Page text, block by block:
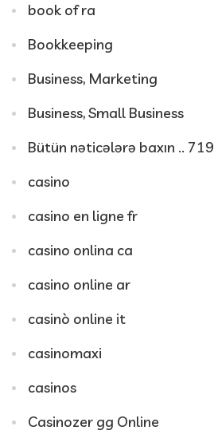
book of ra
Bookkeeping
Business, Marketing
Business, Small Business
Bütün nəticələrə baxın .. 719
casino
casino en ligne fr
casino onlina ca
casino online ar
casinò online it
casinomaxi
casinos
Casinozer gg Online